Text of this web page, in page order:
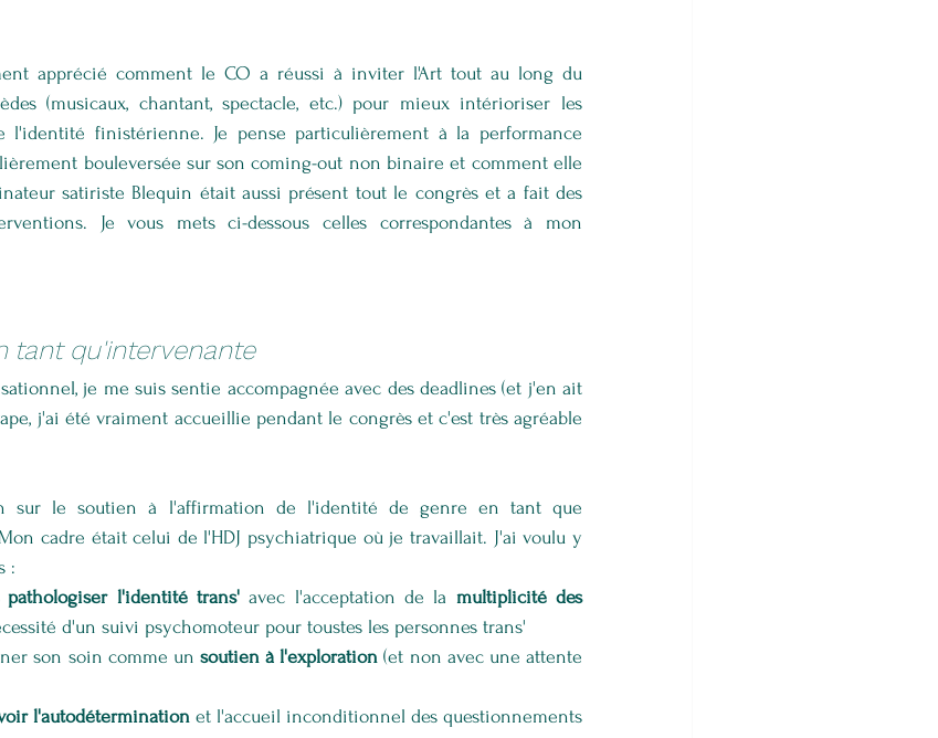
apprécié comment le CO a réussi à inviter l'Art tout au long du
(musicaux, chantant, spectacle, etc.) pour mieux intérioriser les
l'identité finistérienne. Je pense particulièrement à la performance
bouleversée sur son coming-out non binaire et comment elle
satiriste Blequin était aussi présent tout le congrès et a fait des
Je vous mets ci-dessous celles correspondantes à mon
tant qu'intervenante
je me suis sentie accompagnée avec des deadlines (et j'en ait
j'ai été vraiment accueillie pendant le congrès et c'est très agréable
sur le soutien à l'affirmation de l'identité de genre en tant que
cadre était celui de l'HDJ psychiatrique où je travaillait. J'ai voulu y
:
pathologiser l'identité trans' avec l'acceptation de la multiplicité des
d'un suivi psychomoteur pour toustes les personnes trans'
son soin comme un soutien à l'exploration (et non avec une attente
l'autodétermination et l'accueil inconditionnel des questionnements